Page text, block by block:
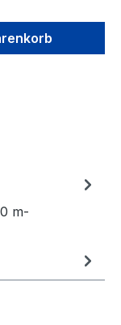
m-